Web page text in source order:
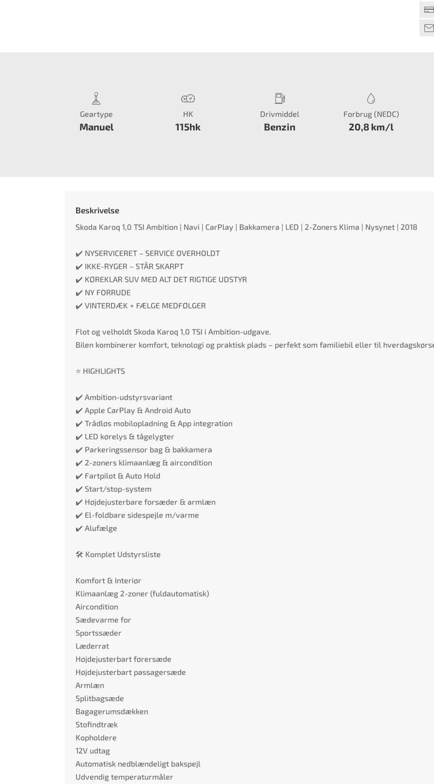
Geartype
Manuel
HK
115hk
Drivmiddel
Benzin
Forbrug (NEDC)
20,8 km/l
Beskrivelse
Skoda Karoq 1,0 TSI Ambition | Navi | CarPlay | Bakkamera | LED | 2-Zoners Klima | Nysynet | 2018
✔️ NYSERVICERET – SERVICE OVERHOLDT
✔️ IKKE-RYGER – STÅR SKARPT
✔️ KØREKLAR SUV MED ALT DET RIGTIGE UDSTYR
✔️ NY FORRUDE
✔️ VINTERDÆK + FÆLGE MEDFØLGER
Flot og velholdt Skoda Karoq 1,0 TSI i Ambition-udgave.
Bilen kombinerer komfort, teknologi og praktisk plads – perfekt som familiebil eller til
⭐ HIGHLIGHTS
✔️ Ambition-udstyrsvariant
✔️ Apple CarPlay & Android Auto
✔️ Trådløs mobilopladning & App integration
✔️ LED kørelys & tågelygter
✔️ Parkeringssensor bag & bakkamera
✔️ 2-zoners klimaanlæg & aircondition
✔️ Fartpilot & Auto Hold
✔️ Start/stop-system
✔️ Højdejusterbare forsæder & armlæn
✔️ El-foldbare sidespejle m/varme
✔️ Alufælge
🛠️ Komplet Udstyrsliste
Komfort & Interiør
Klimaanlæg 2-zoner (fuldautomatisk)
Aircondition
Sædevarme for
Sportssæder
Læderrat
Højdejusterbart førersæde
Højdejusterbart passagersæde
Armlæn
Splitbagsæde
Bagagerumsdækken
Stofindtræk
Kopholdere
12V udtag
Automatisk nedblændeligt bakspejl
Udvendig temperaturmåler